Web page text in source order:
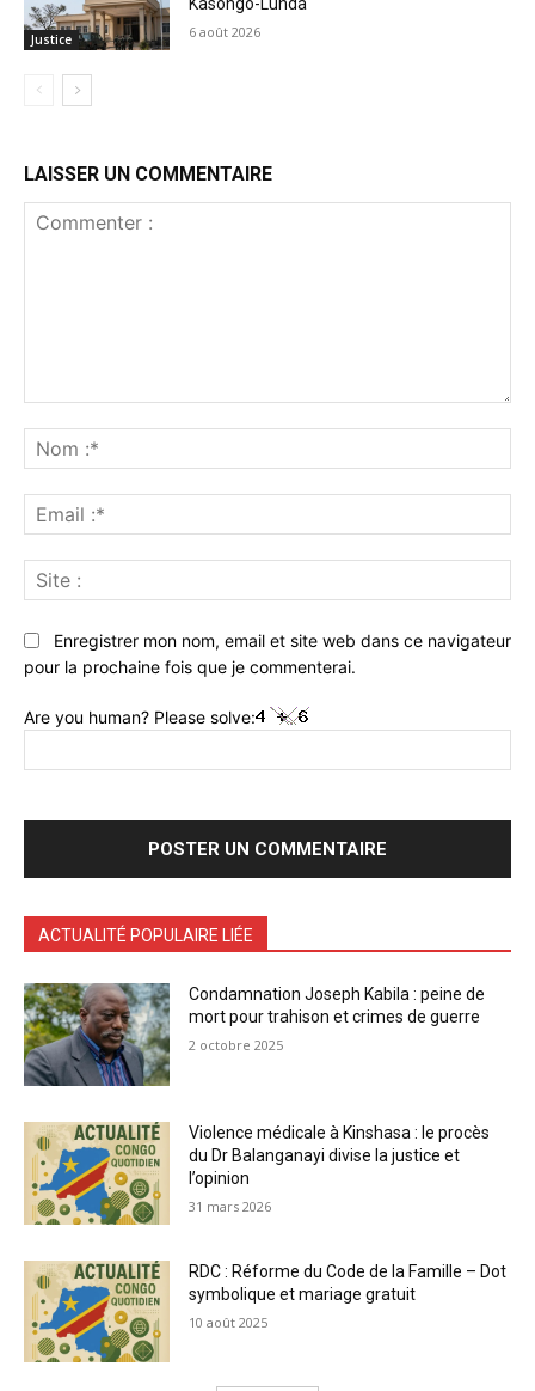
Justice
Kasongo-Lunda
6 août 2026
LAISSER UN COMMENTAIRE
:*
:*
:
Enregistrer mon nom, email et site web dans ce navigateur
pour la prochaine fois que je commenterai.
Are you human? Please solve:
ACTUALITÉ POPULAIRE LIÉE
Condamnation Joseph Kabila : peine de
mort pour trahison et crimes de guerre
2 octobre 2025
Violence médicale à Kinshasa : le procès
du Dr Balanganayi divise la justice et
l’opinion
31 mars 2026
RDC : Réforme du Code de la Famille – Dot
symbolique et mariage gratuit
10 août 2025